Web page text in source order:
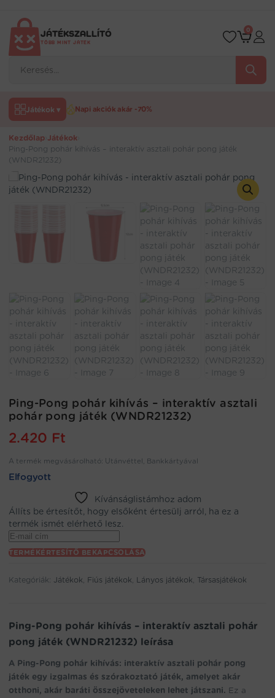
tartalomraJÁTÉKSZALLÍTÓ
TÖBB MINT JÁTÉK
search
0
Játékok ▾ Napi akciók akár -70%
Kezdőlap Játékok
Ping-Pong pohár kihívás – interaktív asztali pohár pong játék
(WNDR21232)
Ping-Pong pohár kihívás – interaktív asztali
pohár pong játék (WNDR21232)
2.420 Ft
A termék megvásárolható: Utánvéttel, Bankkártyával
Elfogyott
Kívánságlistámhoz adom
Állíts be értesítőt, hogy elsőként értesülj arról, ha ez a
termék ismét elérhető lesz.
Enter
your
email
to
waitlist
this
product
TERMÉKÉRTESÍTŐ BEKAPCSOLÁSA
Kategóriák: Játékok, Fiús játékok, Lányos játékok, Társasjátékok
Ping-Pong pohár kihívás – interaktív asztali pohár
pong játék (WNDR21232) leírása
A Ping-Pong pohár kihívás: interaktív asztali pohár pong
játék egy izgalmas és szórakoztató játék, amelyet akár
otthoni, akár baráti összejöveteleken lehet játszani. Ez a